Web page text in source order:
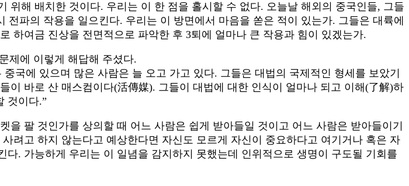
해 배치한 것이다. 우리는 이 한 점을 홀시할 수 없다. 오늘날 해외의 중국인들, 그들
파의 작용을 일으킨다. 우리는 이 방면에서 마음을 쏟은 적이 있는가. 그들은 대륙에
하여금 진상을 전면적으로 파악한 후 3퇴에 얼마나 큰 작용과 힘이 있겠는가.
제에 이렇게 해답해 주셨다.
국에 있으며 많은 사람은 늘 오고 가고 있다. 그들은 대법의 국제적인 형세를 보았기
바로 산 매스컴이다(活傳媒). 그들이 대법에 대한 인식이 얼마나 되고 이해(了解)하
것이다.”
팔 것인가를 상의할 때 어느 사람은 쉽게 받아들일 것이고 어느 사람은 받아들이기
려고 하지 않는다고 예상한다면 자신도 모르게 자신이 중요하다고 여기거나 혹은 자
. 가능하게 우리는 이 일념을 감지하지 못했는데 인위적으로 생명이 구도될 기회를